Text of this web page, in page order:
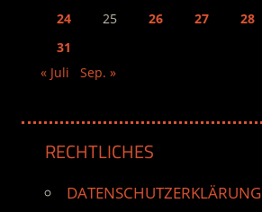
24
25 26 27 28
31
« Juli
Sep. »
RECHTLICHES
DATENSCHUTZERKLÄRUNG